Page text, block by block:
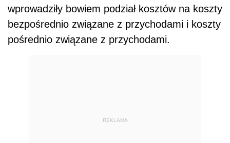
wprowadziły bowiem podział kosztów na koszty
bezpośrednio związane z przychodami i koszty
pośrednio związane z przychodami.
REKLAMA